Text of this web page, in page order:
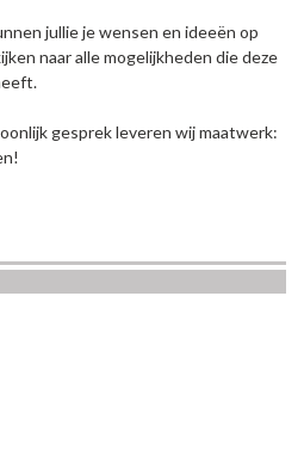
jullie je wensen en ideeën op
naar alle mogelijkheden die deze
gesprek leveren wij maatwerk: